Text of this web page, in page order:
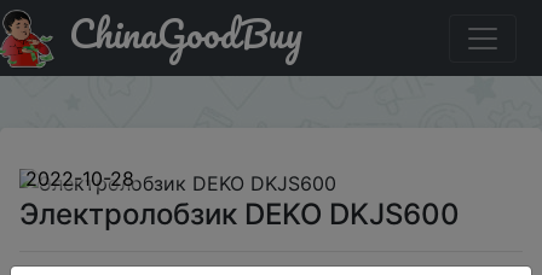
Придбати по акціи Электролобзик DEKO DKJS600
ChinaGoodBuy
2022-10-28
Электролобзик DEKO DKJS600